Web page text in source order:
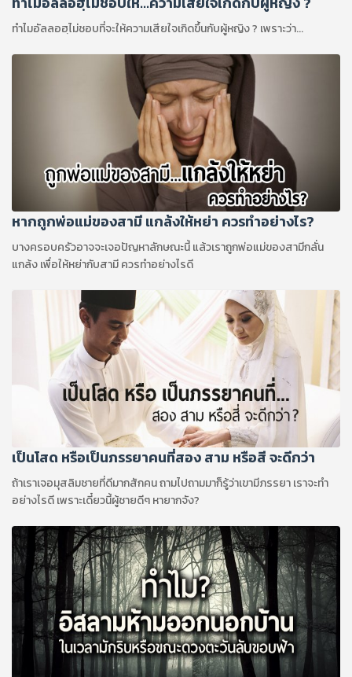
ทำไมอัลลอฮฺไม่ชอบที่จะให้ความเสียใจเกิดขึ้นกับผู้หญิง ? เพราะว่า...
หากถูกพ่อแม่ของสามี แกล้งให้หย่า ควรทำอย่างไร?
บางครอบครัวอาจจะเจอปัญหาลักษณะนี้ แล้วเราถูกพ่อแม่ของสามีกลั่น
แกล้ง เพื่อให้หย่ากับสามี ควรทำอย่างไรดี
เป็นโสด หรือเป็นภรรยาคนที่สอง สาม หรือสี จะดีกว่า
ถ้าเราเจอมุสลิมชายที่ดีมากสักคน ถามไปถามมาก็รู้ว่าเขามีภรรยา เราจะทำ
อย่างไรดี เพราะเดี๋ยวนี้ผู้ชายดีๆ หายากจัง?